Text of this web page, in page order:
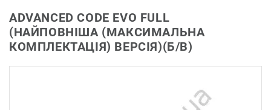
ADVANCED CODE EVO FULL
(НАЙПОВНІША (МАКСИМАЛЬНА
КОМПЛЕКТАЦІЯ) ВЕРСІЯ)(Б/В)